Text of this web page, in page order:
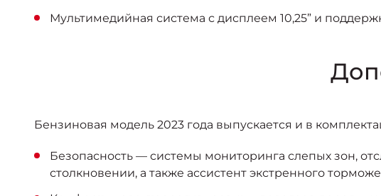
Мультимедийная система с дисплеем 10,25” и
Бензиновая модель 2023 года выпускается и в
Безопасность — системы мониторинга слепых зон,
столкновении, а также ассистент экстренного